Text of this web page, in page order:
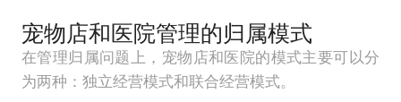
宠物店和医院管理的归属模式
在管理归属问题上，宠物店和医院的模式主要可以分
为两种：独立经营模式和联合经营模式。